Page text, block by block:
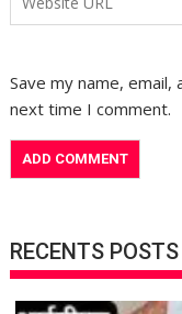
Save my name,
next time I comment.
RECENTS POSTS